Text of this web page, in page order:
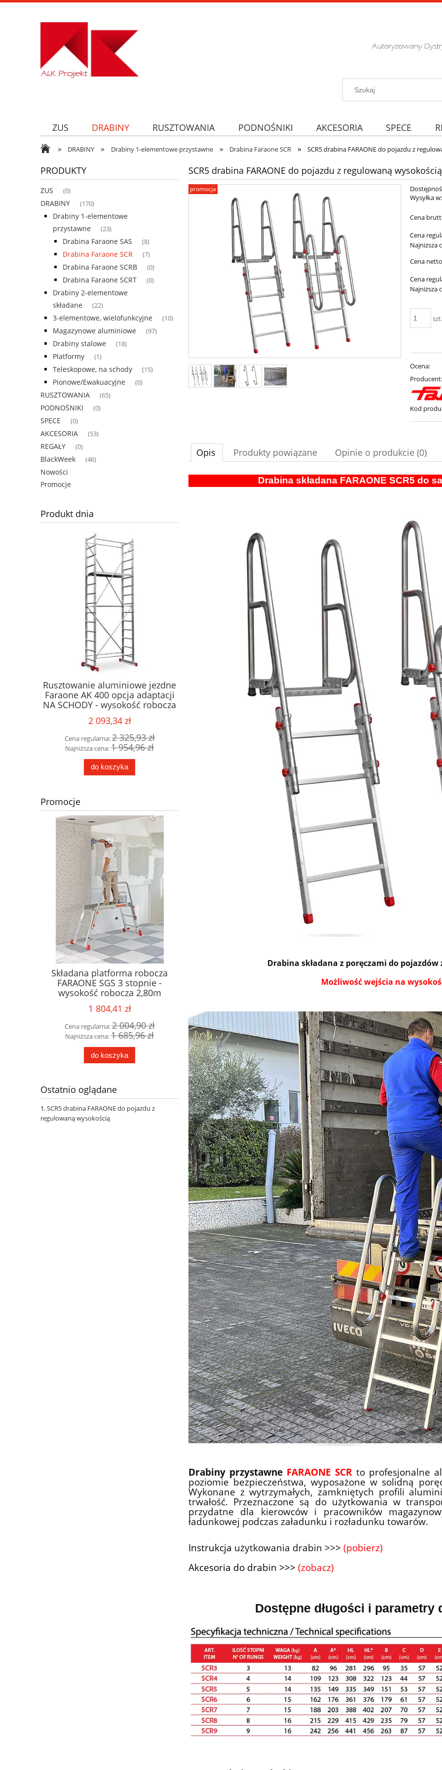
ZUS DRABINY RUSZTOWANIA PODNOŚNIKI AKCESORIA SPECE
» DRABINY » Drabiny 1-elementowe przystawne » Drabina Faraone SCR » SCR5 drabina FARAONE do pojazdu z
PRODUKTY
ZUS (0)
DRABINY (170)
Drabiny 1-elementowe
przystawne
(23)
Drabina Faraone SAS (8)
Drabina Faraone SCR (7)
Drabina Faraone SCRB (0)
Drabina Faraone SCRT (0)
Drabiny 2-elementowe
składane
(22)
3-elementowe, wielofunkcyjne (10)
Magazynowe aluminiowe (97)
Drabiny stalowe (18)
Platformy (1)
Teleskopowe, na schody (15)
Pionowe/Ewakuacyjne (0)
RUSZTOWANIA (65)
PODNOŚNIKI (0)
SPECE (0)
AKCESORIA (53)
REGAŁY (0)
BlackWeek (46)
Nowości
Promocje
Produkt dnia
Rusztowanie aluminiowe jezdne
Faraone AK 400 opcja adaptacji
NA SCHODY - wysokość robocza
5m
2 093,34 zł
Cena regularna:2 325,93 zł
Najniższa cena:1 954,96 zł
do koszyka
PLS5 + LADY3 Drabina
magazynowa jezdna FARAONE
na schody + drabina składana
5 407,08 zł
5 052,84 zł
Składana platforma
FARAONE SGS 3 stopnie -
wysokość robocza 2,80m
1 804,41 zł
Cena regularna:
Najniższa cena:
do koszyka
Promocje
Składana platforma robocza
FARAONE SGS 3 stopnie -
wysokość robocza 2,80m
1 804,41 zł
Cena regularna:2 004,90 zł
Najniższa cena:1 685,96 zł
do koszyka
13 331,60 zł
Cena regularna:
Najniższa cena:12 459,29 zł
do koszyka
magazynowa z SICUR-STOP
12 457,07 zł
Cena regularna:13 841,19 zł
Najniższa cena:11 641,21 zł
do koszyka
Ostatnio oglądane
SCR5 drabina FARAONE do pojazdu z
regulowaną wysokością
SCR5 drabina FARAONE do pojazdu z regulowaną wysokością
promocja
Wysyłka w:
Cena
Cena
Najniższa
Cena
Cena
Najniższa
szt.
Ocena:
Producent:
Kod
Opis Produkty powiązane Opinie o produkcie (0)
Drabina składana FARAONE SCR5 do
Drabina składana z poręczami do
Możliwość wejścia na
Drabiny przystawne FARAONE SCR to profesjonalne
poziomie bezpieczeństwa, wyposażone w solidną
Wykonane z wytrzymałych, zamkniętych profili
trwałość. Przeznaczone są do użytkowania w
przydatne dla kierowców i pracowników
ładunkowej podczas załadunku i rozładunku towarów.
Instrukcja użytkowania drabin >>> (pobierz)
Akcesoria do drabin >>> (zobacz)
Dostępne długości i parametry